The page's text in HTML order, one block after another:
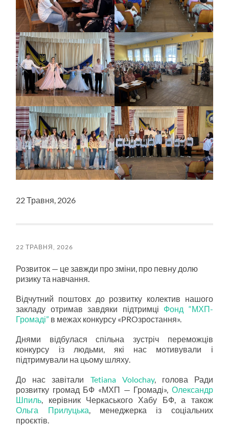
22 Травня, 2026
22 ТРАВНЯ, 2026
Розвиток — це завжди про зміни, про певну долю
ризику та навчання.
Відчутний поштовх до розвитку колектив нашого
закладу отримав завдяки підтримці Фонд “МХП-
Громаді” в межах конкурсу «PROзростання».
Днями відбулася спільна зустріч переможців
конкурсу із людьми, які нас мотивували і
підтримували на цьому шляху.
До нас завітали Tetiana Volochay, голова Ради
розвитку громад БФ «МХП — Громаді», Олександр
Шпиль, керівник Черкаського Хабу БФ, а також
Ольга Прилуцька, менеджерка із соціальних
проєктів.